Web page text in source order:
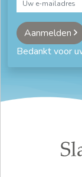
Aanmelden
Bedankt voor